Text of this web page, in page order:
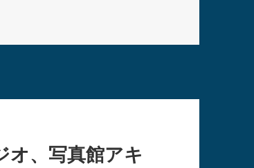
オ、写真館アキ